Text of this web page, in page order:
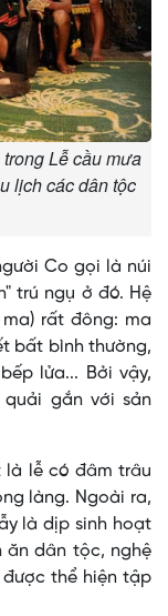
Lễ cầu mưa
lịch các dân tộc
Co gọi là núi
trú ngụ ở đó. Hệ
ma) rất đông: ma
bất bình thường,
lửa... Bởi vậy,
gắn với sản
là lễ có đâm trâu
làng. Ngoài ra,
là dịp sinh hoạt
ăn dân tộc, nghệ
thể hiện tập